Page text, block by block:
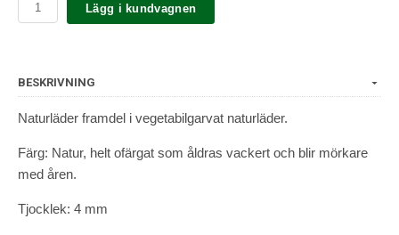
Lägg i kundvagnen
BESKRIVNING
Naturläder framdel i vegetabilgarvat naturläder.
Färg: Natur, helt ofärgat som åldras vackert och blir mörkare
med åren.
Tjocklek: 4 mm